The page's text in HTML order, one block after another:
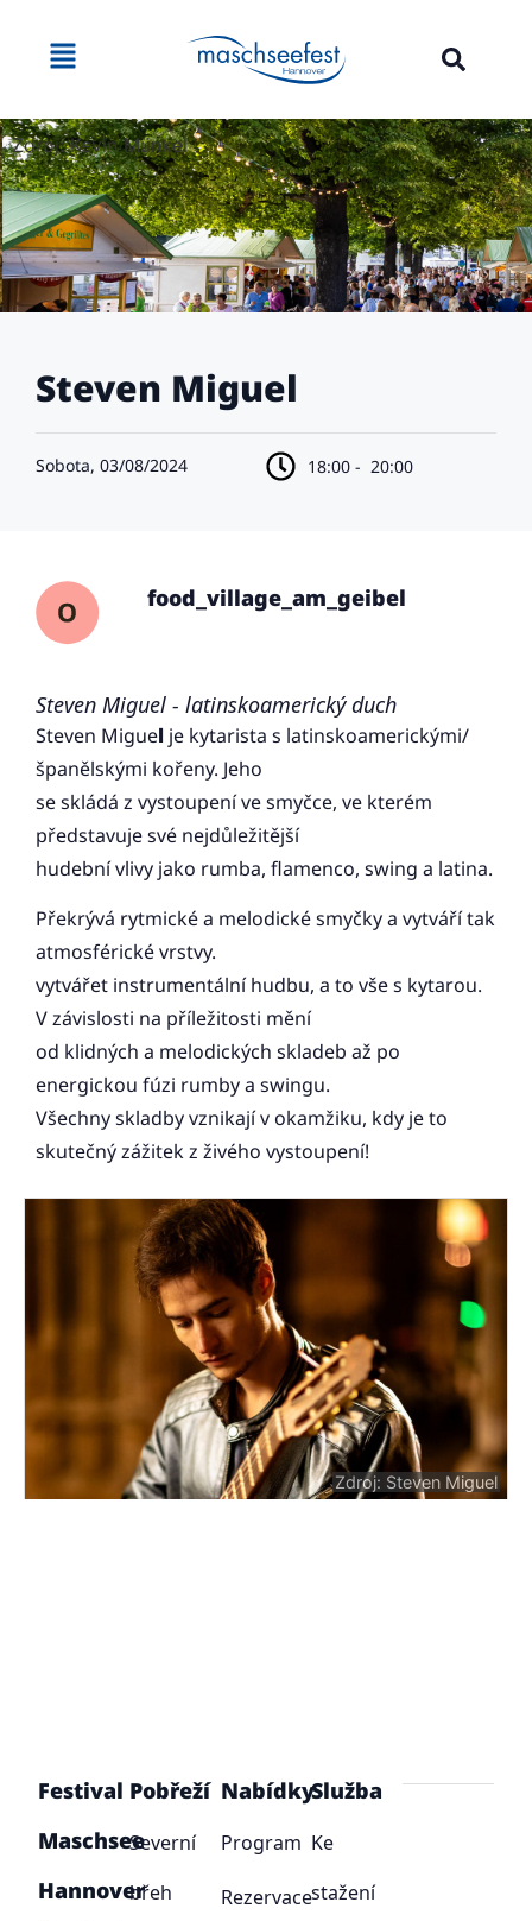
Zdroj: Kevin Münkel
Steven Miguel
Sobota, 03/08/2024 18:00 - 20:00
food_village_am_geibel
Steven Miguel - latinskoamerický duch
Steven Miguel je kytarista s latinskoamerickými/
španělskými kořeny. Jeho
se skládá z vystoupení ve smyčce, ve kterém
představuje své nejdůležitější
hudební vlivy jako rumba, flamenco, swing a latina.
Překrývá rytmické a melodické smyčky a vytváří tak
atmosférické vrstvy.
vytvářet instrumentální hudbu, a to vše s kytarou.
V závislosti na příležitosti mění
od klidných a melodických skladeb až po
energickou fúzi rumby a swingu.
Všechny skladby vznikají v okamžiku, kdy je to
skutečný zážitek z živého vystoupení!
Zdroj: Steven Miguel
Festival
Maschsee
Hannover
Pobřeží
Severní
břeh
Nabídky
Program
Rezervace
Služba
Ke
stažení